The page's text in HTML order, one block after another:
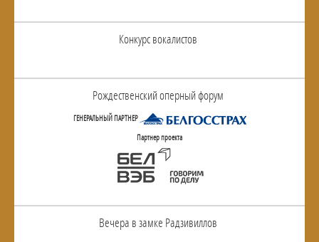
Конкурс вокалистов
Рождественский оперный форум
ГЕНЕРАЛЬНЫЙ ПАРТНЕР
Партнер проекта
Вечера в замке Радзивиллов